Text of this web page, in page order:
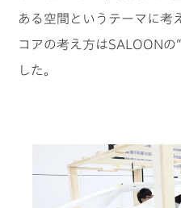
ある空間というテーマに考
コアの考え方はSALOONの
した。